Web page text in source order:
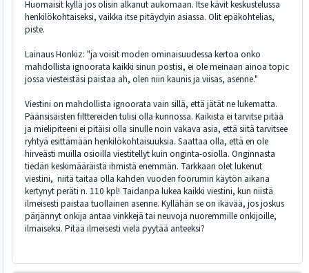
Huomaisit kyllä jos olisin alkanut aukomaan. Itse kävit keskustelussa
henkilökohtaiseksi, vaikka itse pitäydyin asiassa. Olit epäkohtelias,
piste.
Lainaus Honkiz: "ja voisit moden ominaisuudessa kertoa onko
mahdollista ignoorata kaikki sinun postisi, ei ole meinaan ainoa topic
jossa viesteistäsi paistaa ah, olen niin kaunis ja viisas, asenne."
Viestini on mahdollista ignoorata vain sillä, että jätät ne lukematta.
Päänsisäisten filttereiden tulisi olla kunnossa. Kaikista ei tarvitse pitää
ja mielipiteeni ei pitäisi olla sinulle noin vakava asia, että siitä tarvitsee
ryhtyä esittämään henkilökohtaisuuksia. Saattaa olla, että en ole
hirveästi muilla osioilla viestitellyt kuin onginta-osiolla. Onginnasta
tiedän keskimääräistä ihmistä enemmän. Tarkkaan olet lukenut
viestini, niitä taitaa olla kahden vuoden foorumin käytön aikana
kertynyt peräti n. 110 kpl! Taidanpa lukea kaikki viestini, kun niistä
ilmeisesti paistaa tuollainen asenne. Kyllähän se on ikävää, jos joskus
pärjännyt onkija antaa vinkkejä tai neuvoja nuoremmille onkijoille,
ilmaiseksi. Pitää ilmeisesti vielä pyytää anteeksi?